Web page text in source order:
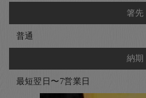
箸先
普通
納期
最短翌日〜7営業日